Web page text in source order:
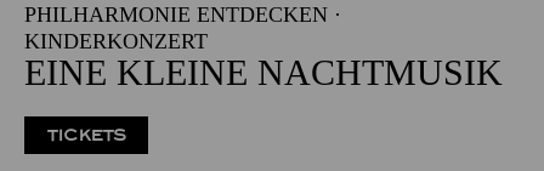
PHILHARMONIE ENTDECKEN ·
KINDERKONZERT
EINE KLEINE NACHTMUSIK
TICKETS